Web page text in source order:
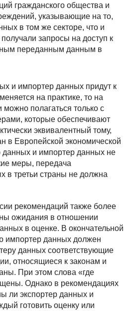
гражданского общества и
указывающие на то,
в том же секторе, что и
запросы на доступ к
переданным данным в
и импортер данных придут к
на практике, то на
можно полагаться только с
которые обеспечивают
эквивалентный тому,
в Европейской экономической
данных и импортер данных не
меры, передача
в третьи страны не должна
рекомендаций также более
ожидания в отношении
в оценке. В окончательной
импортер данных должен
данных соответствующие
относящиеся к законам и
При этом слова «где
Однако в рекомендациях
ли экспортер данных и
готовить оценку или